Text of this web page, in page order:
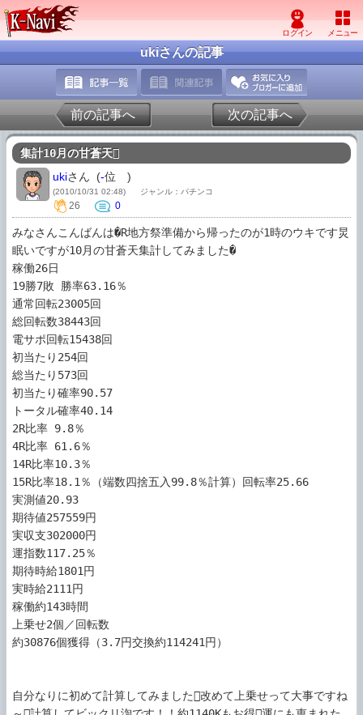
ukiさんの記事
前の記事へ 次の記事へ
集計10月の甘蒼天
ukiさん (-位 )
(2010/10/31 02:48) ジャンル：パチンコ
26 0
みなさんこんばんは�R地方祭準備から帰ったのが1時のウキです炅
眠いですが10月の甘蒼天集計してみました�
稼働26日
19勝7敗 勝率63.16％
通常回転23005回
総回転数38443回
電サポ回転15438回
初当たり254回
総当たり573回
初当たり確率90.57
トータル確率40.14
2R比率 9.8％
4R比率 61.6％
14R比率10.3％
15R比率18.1％（端数四捨五入99.8％計算）回転率25.66
実測値20.93
期待値257559円
実収支302000円
運指数117.25％
期待時給1801円
実時給2111円
稼働約143時間
上乗せ2個／回転数
約30876個獲得（3.7円交換約114241円）
自分なりに初めて計算してみました改めて上乗せって大事ですね